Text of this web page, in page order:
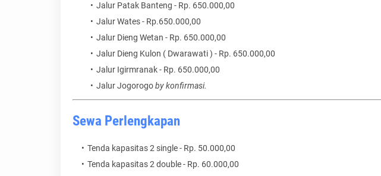
Jalur Patak Banteng - Rp. 650.000,00
Jalur Wates - Rp.650.000,00
Jalur Dieng Wetan - Rp. 650.000,00
Jalur Dieng Kulon ( Dwarawati ) - Rp. 650.000,00
Jalur Igirmranak - Rp. 650.000,00
Jalur Jogorogoby konfirmasi.
Sewa Perlengkapan
Tenda kapasitas 2 single - Rp. 50.000,00
Tenda kapasitas 2 double - Rp. 60.000,00